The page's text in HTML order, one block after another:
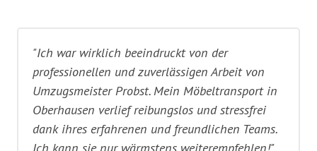
"Ich war wirklich beeindruckt von der
professionellen und zuverlässigen Arbeit von
Umzugsmeister Probst. Mein Möbeltransport in
Oberhausen verlief reibungslos und stressfrei
dank ihres erfahrenen und freundlichen Teams.
Ich kann sie nur wärmstens weiterempfehlen!"